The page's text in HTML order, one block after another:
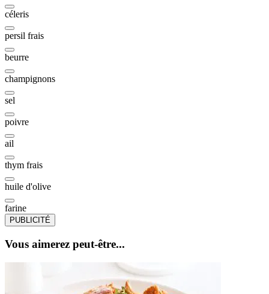
céleris
persil frais
beurre
champignons
sel
poivre
ail
thym frais
huile d'olive
farine
PUBLICITÉ
Vous aimerez peut-être...